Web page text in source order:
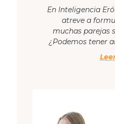
En Inteligencia
atreve a
muchas parejas
¿Podemos tener